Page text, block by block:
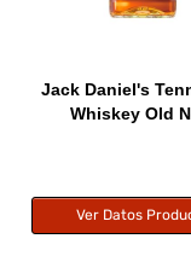
Jack Daniel's
Whiskey Old
Ver Datos